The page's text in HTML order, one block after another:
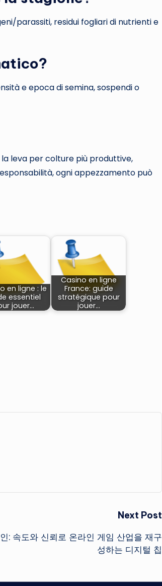
parassiti, residui fogliari di nutrienti e
e epoca di semina, sospendi o
leva per colture più produttive,
ogni appezzamento può
en ligne : le
essentiel
jouer…
Casino en ligne
France: guide
stratégique pour
jouer…
Next Post
: 속도와 신뢰로 온라인 게임 산업을 재구
성하는 디지털 칩